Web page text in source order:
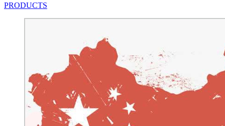
PRODUCTS